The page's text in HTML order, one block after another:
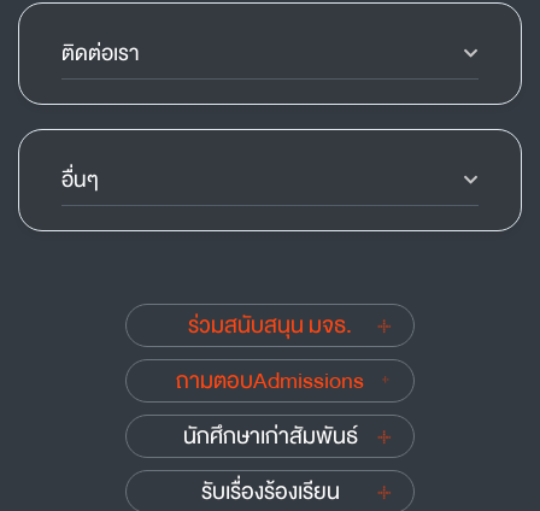
ติดต่อเรา
อื่นๆ
ร่วมสนับสนุน มจธ.
ถามตอบAdmissions
นักศึกษาเก่าสัมพันธ์
รับเรื่องร้องเรียน